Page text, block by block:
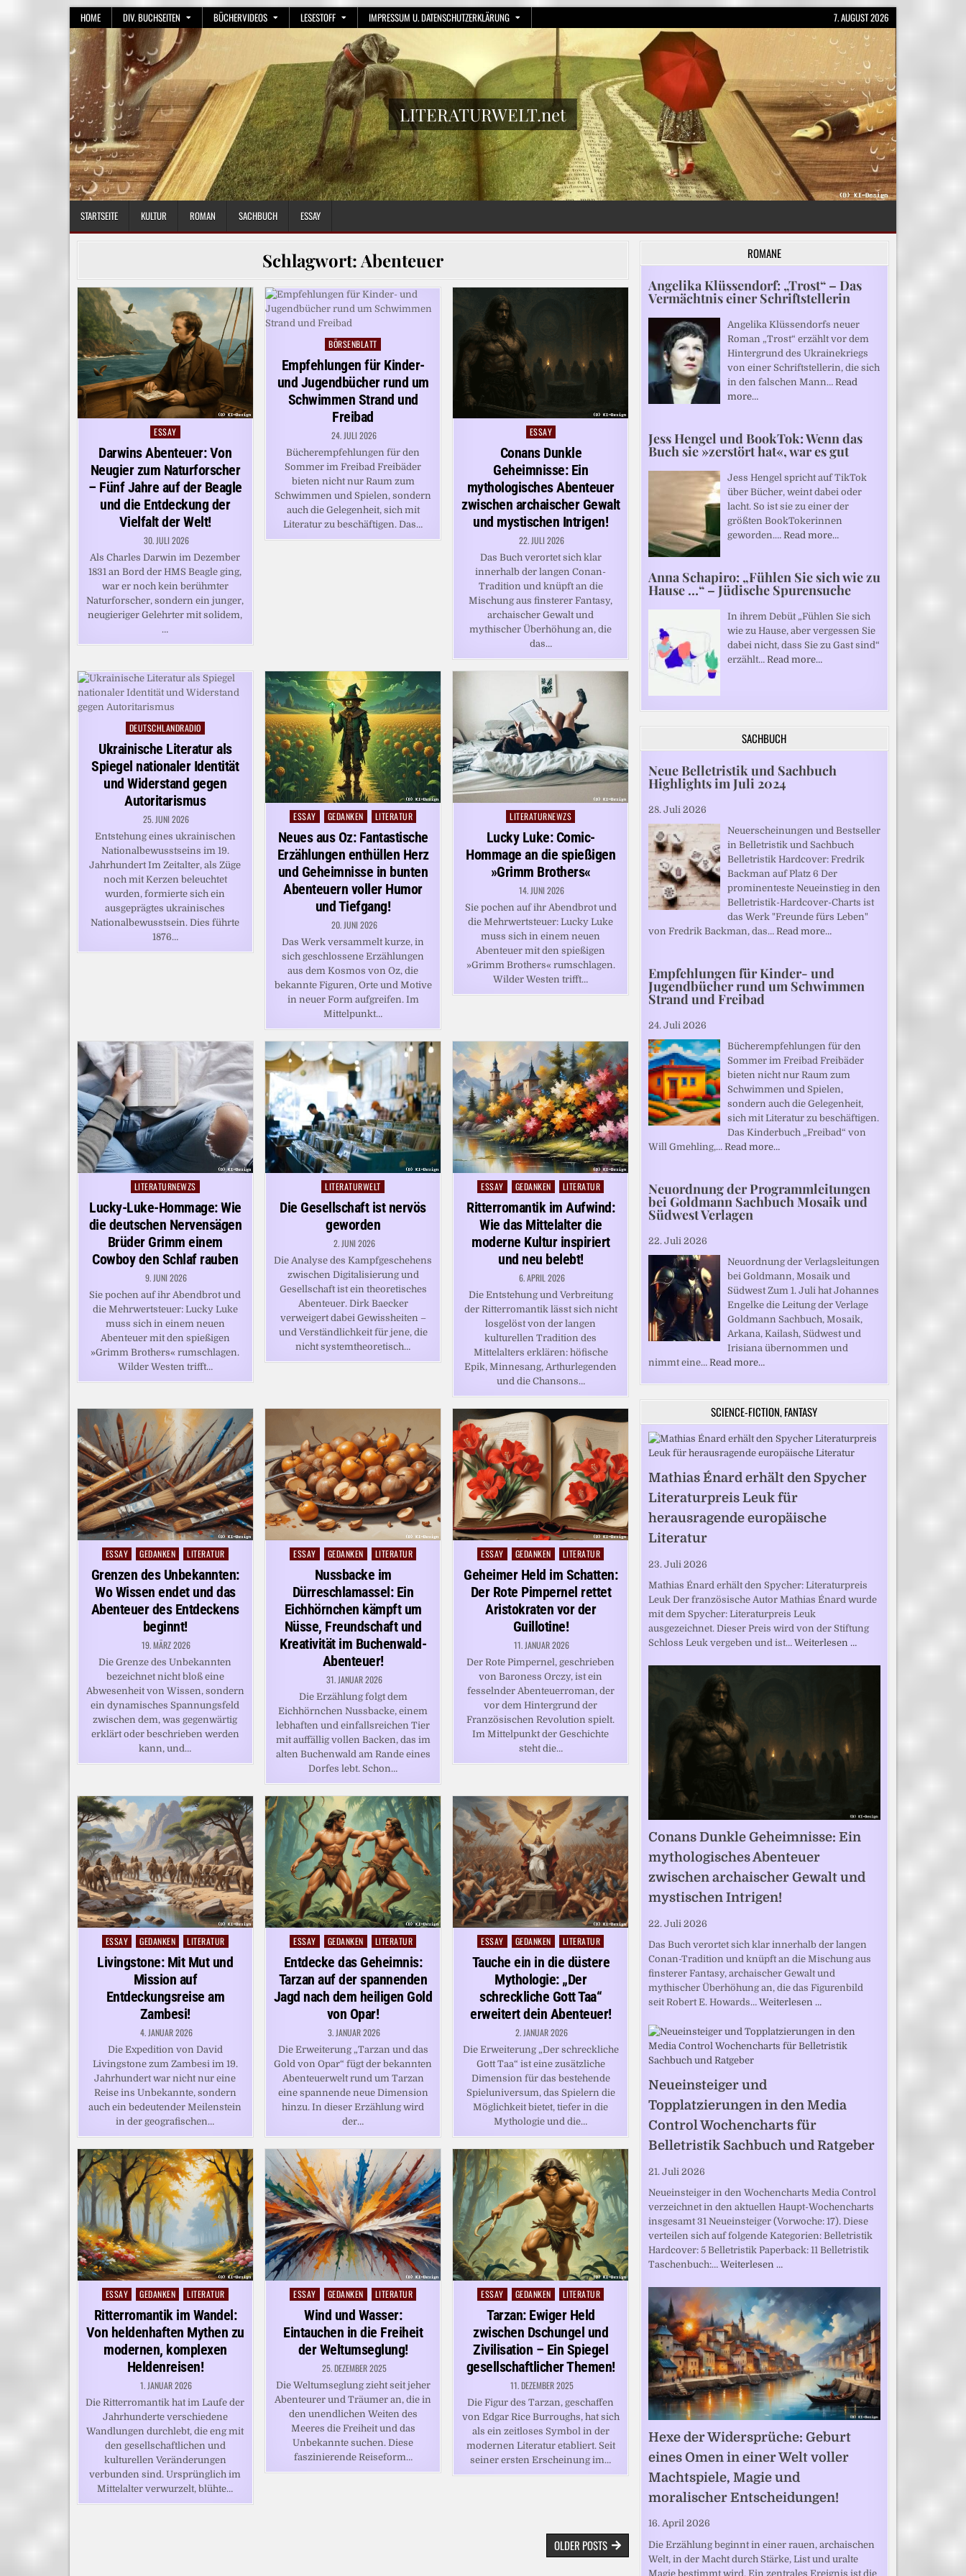
HOME DIV. BUCHSEITEN BÜCHERVIDEOS LESESTOFF IMPRESSUM U. DATENSCHUTZERKLÄRUNG 7. AUGUST 2026
LITERATURWELT.net
STARTSEITE KULTUR ROMAN SACHBUCH ESSAY
Schlagwort:Abenteuer
Posted
in
ESSAY
Darwins Abenteuer: Von
Neugier zum Naturforscher
– Fünf Jahre auf der Beagle
und die Entdeckung der
Vielfalt der Welt!
30. JULI 2026
Als Charles Darwin im Dezember
1831 an Bord der HMS Beagle ging,
war er noch kein berühmter
Naturforscher, sondern ein junger,
neugieriger Gelehrter mit solidem,
…
Posted
in
BÖRSENBLATT
Empfehlungen für Kinder-
und Jugendbücher rund um
Schwimmen Strand und
Freibad
24. JULI 2026
Bücherempfehlungen für den
Sommer im Freibad Freibäder
bieten nicht nur Raum zum
Schwimmen und Spielen, sondern
auch die Gelegenheit, sich mit
Literatur zu beschäftigen. Das…
Posted
ESSAY
Conans Dunkle
Geheimnisse: Ein
mythologisches Abenteuer
zwischen archaischer Gewalt
und mystischen Intrigen!
22. JULI 2026
Das Buch verortet sich klar
innerhalb der langen Conan-
Tradition und knüpft an die
Mischung aus finsterer Fantasy,
archaischer Gewalt und
mythischer Überhöhung an, die
das…
Posted
in
DEUTSCHLANDRADIO
Ukrainische Literatur als
Spiegel nationaler Identität
und Widerstand gegen
Autoritarismus
25. JUNI 2026
Entstehung eines ukrainischen
Nationalbewusstseins im 19.
Jahrhundert Im Zeitalter, als Züge
noch mit Kerzen beleuchtet
wurden, formierte sich ein
ausgeprägtes ukrainisches
Nationalbewusstsein. Dies führte
1876…
Posted
ESSAY GEDANKEN LITERATUR
Neues aus Oz: Fantastische
Erzählungen enthüllen Herz
und Geheimnisse in bunten
Abenteuern voller Humor
und Tiefgang!
20. JUNI 2026
Das Werk versammelt kurze, in
sich geschlossene Erzählungen
aus dem Kosmos von Oz, die
bekannte Figuren, Orte und Motive
in neuer Form aufgreifen. Im
Mittelpunkt…
Posted
in
LITERATURNEWZS
Lucky Luke: Comic-
Hommage an die spießigen
»Grimm Brothers«
14. JUNI 2026
Sie pochen auf ihr Abendbrot und
die Mehrwertsteuer: Lucky Luke
muss sich in einem neuen
Abenteuer mit den spießigen
»Grimm Brothers« rumschlagen.
Wilder Westen trifft…
Posted
LITERATURNEWZS
Lucky-Luke-Hommage: Wie
die deutschen Nervensägen
Brüder Grimm einem
Cowboy den Schlaf rauben
9. JUNI 2026
Sie pochen auf ihr Abendbrot und
die Mehrwertsteuer: Lucky Luke
muss sich in einem neuen
Abenteuer mit den spießigen
»Grimm Brothers« rumschlagen.
Wilder Westen trifft…
Posted
in
LITERATURWELT
Die Gesellschaft ist nervös
geworden
2. JUNI 2026
Die Analyse des Kampfgeschehens
zwischen Digitalisierung und
Gesellschaft ist ein theoretisches
Abenteuer. Dirk Baecker
verweigert dabei Gewissheiten –
und Verständlichkeit für jene, die
nicht systemtheoretisch…
Posted
in
ESSAY GEDANKEN LITERATUR
Ritterromantik im Aufwind:
Wie das Mittelalter die
moderne Kultur inspiriert
und neu belebt!
6. APRIL 2026
Die Entstehung und Verbreitung
der Ritterromantik lässt sich nicht
losgelöst von der langen
kulturellen Tradition des
Mittelalters erklären: höfische
Epik, Minnesang, Arthurlegenden
und die Chansons…
Posted
ESSAY GEDANKEN LITERATUR
Grenzen des Unbekannten:
Wo Wissen endet und das
Abenteuer des Entdeckens
beginnt!
19. MÄRZ 2026
Die Grenze des Unbekannten
bezeichnet nicht bloß eine
Abwesenheit von Wissen, sondern
ein dynamisches Spannungsfeld
zwischen dem, was gegenwärtig
erklärt oder beschrieben werden
kann, und…
Posted
ESSAY GEDANKEN LITERATUR
Nussbacke im
Dürreschlamassel: Ein
Eichhörnchen kämpft um
Nüsse, Freundschaft und
Kreativität im Buchenwald-
Abenteuer!
31. JANUAR 2026
Die Erzählung folgt dem
Eichhörnchen Nussbacke, einem
lebhaften und einfallsreichen Tier
mit auffällig vollen Backen, das im
alten Buchenwald am Rande eines
Dorfes lebt. Schon…
Posted
in
ESSAY GEDANKEN LITERATUR
Geheimer Held im Schatten:
Der Rote Pimpernel rettet
Aristokraten vor der
Guillotine!
11. JANUAR 2026
Der Rote Pimpernel, geschrieben
von Baroness Orczy, ist ein
fesselnder Abenteuerroman, der
vor dem Hintergrund der
Französischen Revolution spielt.
Im Mittelpunkt der Geschichte
steht die…
Posted
in
ESSAY GEDANKEN LITERATUR
Livingstone: Mit Mut und
Mission auf
Entdeckungsreise am
Zambesi!
4. JANUAR 2026
Die Expedition von David
Livingstone zum Zambesi im 19.
Jahrhundert war nicht nur eine
Reise ins Unbekannte, sondern
auch ein bedeutender Meilenstein
in der geografischen…
Posted
in
ESSAY GEDANKEN LITERATUR
Entdecke das Geheimnis:
Tarzan auf der spannenden
Jagd nach dem heiligen Gold
von Opar!
3. JANUAR 2026
Die Erweiterung „Tarzan und das
Gold von Opar“ fügt der bekannten
Abenteuerwelt rund um Tarzan
eine spannende neue Dimension
hinzu. In dieser Erzählung wird
der…
Posted
in
ESSAY GEDANKEN LITERATUR
Tauche ein in die düstere
Mythologie: „Der
schreckliche Gott Taa“
erweitert dein Abenteuer!
2. JANUAR 2026
Die Erweiterung „Der schreckliche
Gott Taa“ ist eine zusätzliche
Dimension für das bestehende
Spieluniversum, das Spielern die
Möglichkeit bietet, tiefer in die
Mythologie und die…
Posted
in
ESSAY GEDANKEN LITERATUR
Ritterromantik im Wandel:
Von heldenhaften Mythen zu
modernen, komplexen
Heldenreisen!
1. JANUAR 2026
Die Ritterromantik hat im Laufe der
Jahrhunderte verschiedene
Wandlungen durchlebt, die eng mit
den gesellschaftlichen und
kulturellen Veränderungen
verbunden sind. Ursprünglich im
Mittelalter verwurzelt, blühte…
Posted
ESSAY GEDANKEN LITERATUR
Wind und Wasser:
Eintauchen in die Freiheit
der Weltumseglung!
25. DEZEMBER 2025
Die Weltumseglung zieht seit jeher
Abenteurer und Träumer an, die in
den unendlichen Weiten des
Meeres die Freiheit und das
Unbekannte suchen. Diese
faszinierende Reiseform…
Posted
ESSAY GEDANKEN LITERATUR
Tarzan: Ewiger Held
zwischen Dschungel und
Zivilisation – Ein Spiegel
gesellschaftlicher Themen!
11. DEZEMBER 2025
Die Figur des Tarzan, geschaffen
von Edgar Rice Burroughs, hat sich
als ein zeitloses Symbol in der
modernen Literatur etabliert. Seit
seiner ersten Erscheinung im…
OLDER POSTS
ROMANE
Angelika Klüssendorf: „Trost“ – Das
Vermächtnis einer Schriftstellerin
Angelika Klüssendorfs neuer
Roman „Trost“ erzählt vor dem
Hintergrund des Ukrainekriegs
von einer Schriftstellerin, die sich
in den falschen Mann… Read
more…
Jess Hengel und BookTok: Wenn das
Buch sie »zerstört hat«, war es gut
Jess Hengel spricht auf TikTok
über Bücher, weint dabei oder
lacht. So ist sie zu einer der
größten BookTokerinnen
geworden.… Read more…
Anna Schapiro: „Fühlen Sie sich wie zu
Hause …“ – Jüdische Spurensuche
In ihrem Debüt „Fühlen Sie sich
wie zu Hause, aber vergessen Sie
dabei nicht, dass Sie zu Gast sind“
erzählt… Read more…
SACHBUCH
Neue Belletristik und Sachbuch
Highlights im Juli 2024
28. Juli 2026
Neuerscheinungen und Bestseller
in Belletristik und Sachbuch
Belletristik Hardcover: Fredrik
Backman auf Platz 6 Der
prominenteste Neueinstieg in den
Belletristik-Hardcover-Charts ist
das Werk "Freunde fürs Leben"
von Fredrik Backman, das… Read more…
Empfehlungen für Kinder- und
Jugendbücher rund um Schwimmen
Strand und Freibad
24. Juli 2026
Bücherempfehlungen für den
Sommer im Freibad Freibäder
bieten nicht nur Raum zum
Schwimmen und Spielen,
sondern auch die Gelegenheit,
sich mit Literatur zu beschäftigen.
Das Kinderbuch „Freibad“ von
Will Gmehling,… Read more…
Neuordnung der Programmleitungen
bei Goldmann Sachbuch Mosaik und
Südwest Verlagen
22. Juli 2026
Neuordnung der Verlagsleitungen
bei Goldmann, Mosaik und
Südwest Zum 1. Juli hat Johannes
Engelke die Leitung der Verlage
Goldmann Sachbuch, Mosaik,
Arkana, Kailash, Südwest und
Irisiana übernommen und
nimmt eine… Read more…
SCIENCE-FICTION, FANTASY
Mathias Énard erhält den Spycher
Literaturpreis Leuk für
herausragende europäische
Literatur
23. Juli 2026
Mathias Énard erhält den Spycher: Literaturpreis
Leuk Der französische Autor Mathias Énard wurde
mit dem Spycher: Literaturpreis Leuk
ausgezeichnet. Dieser Preis wird von der Stiftung
Schloss Leuk vergeben und ist… Weiterlesen …
Conans Dunkle Geheimnisse: Ein
mythologisches Abenteuer
zwischen archaischer Gewalt und
mystischen Intrigen!
22. Juli 2026
Das Buch verortet sich klar innerhalb der langen
Conan-Tradition und knüpft an die Mischung aus
finsterer Fantasy, archaischer Gewalt und
mythischer Überhöhung an, die das Figurenbild
seit Robert E. Howards… Weiterlesen …
Neueinsteiger und
Topplatzierungen in den Media
Control Wochencharts für
Belletristik Sachbuch und Ratgeber
21. Juli 2026
Neueinsteiger in den Wochencharts Media Control
verzeichnet in den aktuellen Haupt-Wochencharts
insgesamt 31 Neueinsteiger (Vorwoche: 17). Diese
verteilen sich auf folgende Kategorien: Belletristik
Hardcover: 5 Belletristik Paperback: 11 Belletristik
Taschenbuch:… Weiterlesen …
Hexe der Widersprüche: Geburt
eines Omen in einer Welt voller
Machtspiele, Magie und
moralischer Entscheidungen!
16. April 2026
Die Erzählung beginnt in einer rauen, archaischen
Welt, in der Macht durch Stärke, List und uralte
Magie bestimmt wird. Ein zentrales Ereignis ist die